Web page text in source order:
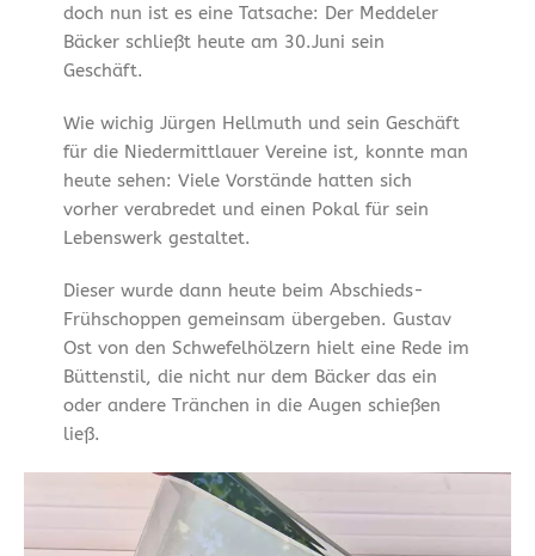
doch nun ist es eine Tatsache: Der Meddeler
Bäcker schließt heute am 30.Juni sein
Geschäft.
Wie wichig Jürgen Hellmuth und sein Geschäft
für die Niedermittlauer Vereine ist, konnte man
heute sehen: Viele Vorstände hatten sich
vorher verabredet und einen Pokal für sein
Lebenswerk gestaltet.
Dieser wurde dann heute beim Abschieds-
Frühschoppen gemeinsam übergeben. Gustav
Ost von den Schwefelhölzern hielt eine Rede im
Büttenstil, die nicht nur dem Bäcker das ein
oder andere Tränchen in die Augen schießen
ließ.